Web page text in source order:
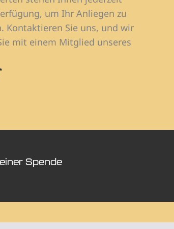
um Ihr Anliegen zu
Kontaktieren Sie uns, und wir
mit einem Mitglied unseres
Spende